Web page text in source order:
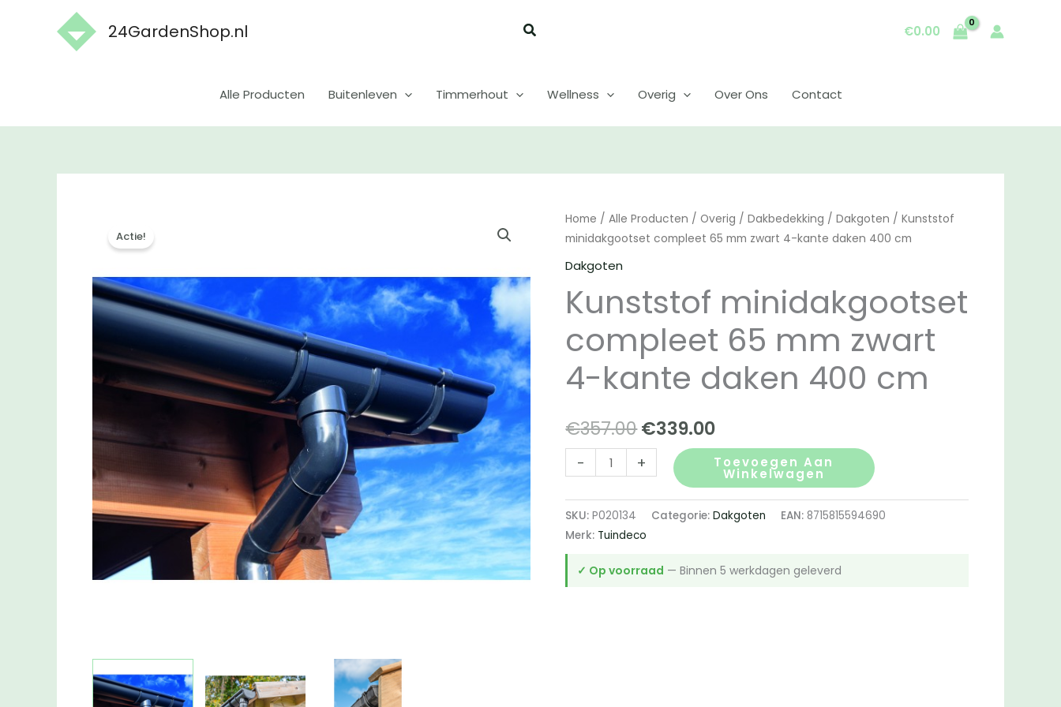
24GardenShop.nl €0.00
Alle Producten Buitenleven Timmerhout Wellness Overig Over Ons Contact
Actie!
Home /Alle Producten /Overig /Dakbedekking /Dakgoten / Kunststof
minidakgootset compleet 65 mm zwart 4-kante daken 400 cm
Dakgoten
Kunststof minidakgootset
compleet 65 mm zwart
4-kante daken 400 cm
€357.00Oorspronkelijke
prijs
was:
€357.00.
€339.00Huidige
prijs
is:
€339.00.
-
Kunststof
minidakgootset
compleet
65
mm
zwart
4-
+ Toevoegen Aan
Winkelwagen
SKU:P020134 Categorie:Dakgoten EAN: 8715815594690
Merk: Tuindeco
✓ Op voorraad — Binnen 5 werkdagen geleverd